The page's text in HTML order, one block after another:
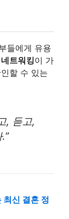
들에게 유용
네트워킹이 가
할 수 있는
, 듣고,
신 결혼 정